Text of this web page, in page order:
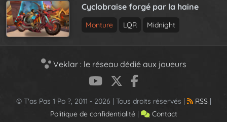
Cyclobraise forgé par la haine
Monture LQR Midnight
Veklar : le réseau dédié aux joueurs
© T'as Pas 1 Po ?, 2011 - 2026 | Tous droits réservés | RSS|
Politique de confidentialité| Contact